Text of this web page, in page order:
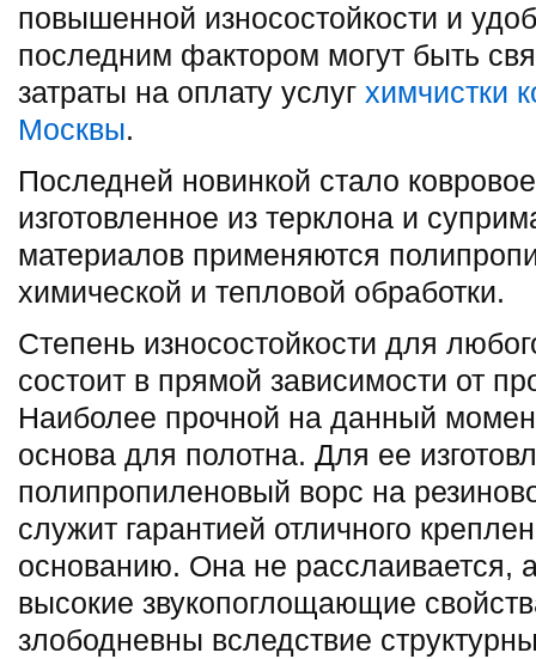
повышенной износостойкости и
последним фактором могут быть
затраты на оплату услуг химчистки
Москвы.
Последней новинкой стало
изготовленное из терклона и
материалов применяются
химической и тепловой обработки.
Степень износостойкости для
состоит в прямой зависимости от
Наиболее прочной на данный
основа для полотна. Для ее
полипропиленовый ворс на
служит гарантией отличного
основанию. Она не расслаивается,
высокие звукопоглощающие
злободневны вследствие